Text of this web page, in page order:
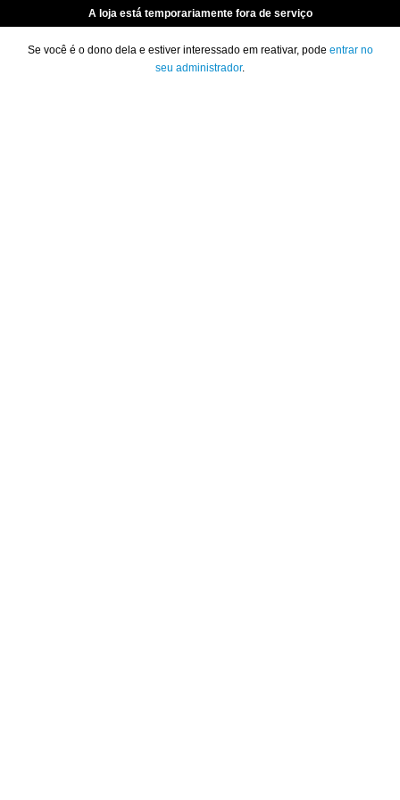
A loja está temporariamente fora de serviço
Se você é o dono dela e estiver interessado em reativar, pode entrar no
seu administrador.